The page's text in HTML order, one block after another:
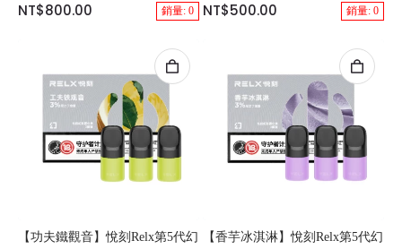
NT$800.00 銷量: 0 NT$500.00 銷量: 0
【功夫鐵觀音】悅刻Relx第5代幻
【香芋冰淇淋】悅刻Relx第5代幻